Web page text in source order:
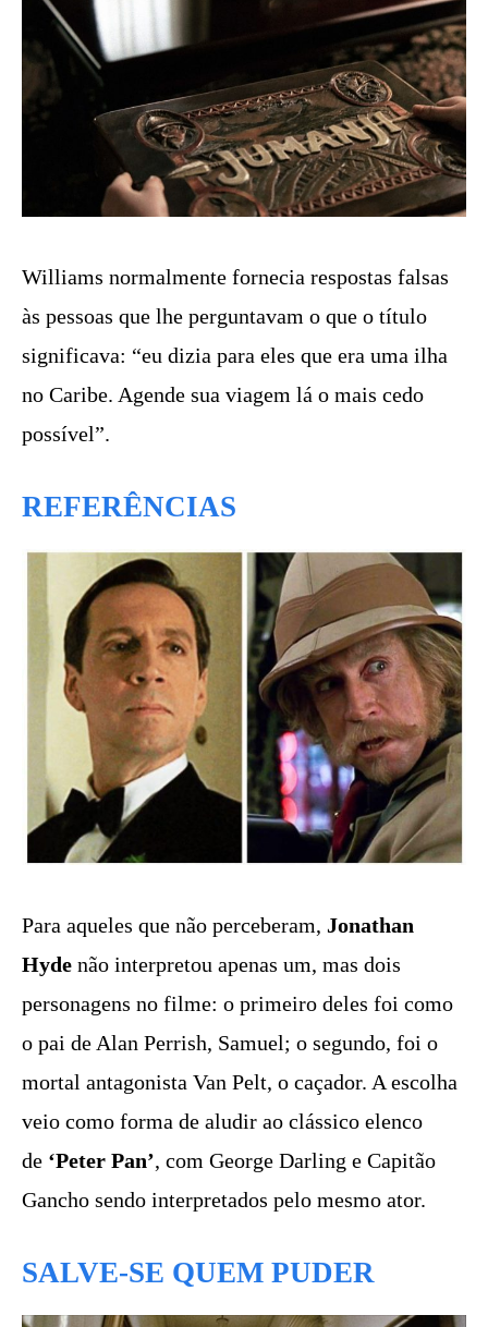
Williams normalmente fornecia respostas falsas
às pessoas que lhe perguntavam o que o título
significava: “eu dizia para eles que era uma ilha
no Caribe. Agende sua viagem lá o mais cedo
possível”.
REFERÊNCIAS
Para aqueles que não perceberam, Jonathan
Hyde não interpretou apenas um, mas dois
personagens no filme: o primeiro deles foi como
o pai de Alan Perrish, Samuel; o segundo, foi o
mortal antagonista Van Pelt, o caçador. A escolha
veio como forma de aludir ao clássico elenco
de ‘Peter Pan’, com George Darling e Capitão
Gancho sendo interpretados pelo mesmo ator.
SALVE-SE QUEM PUDER